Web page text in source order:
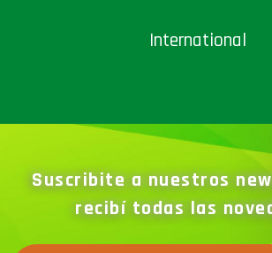
International
Suscribite a nuestros
recibí todas las